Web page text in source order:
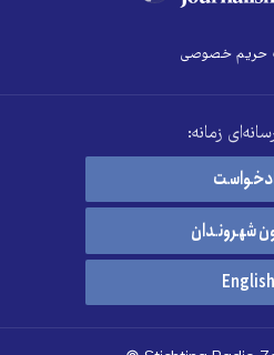
حریم خصوصی
زمانه:
شهروندان
English